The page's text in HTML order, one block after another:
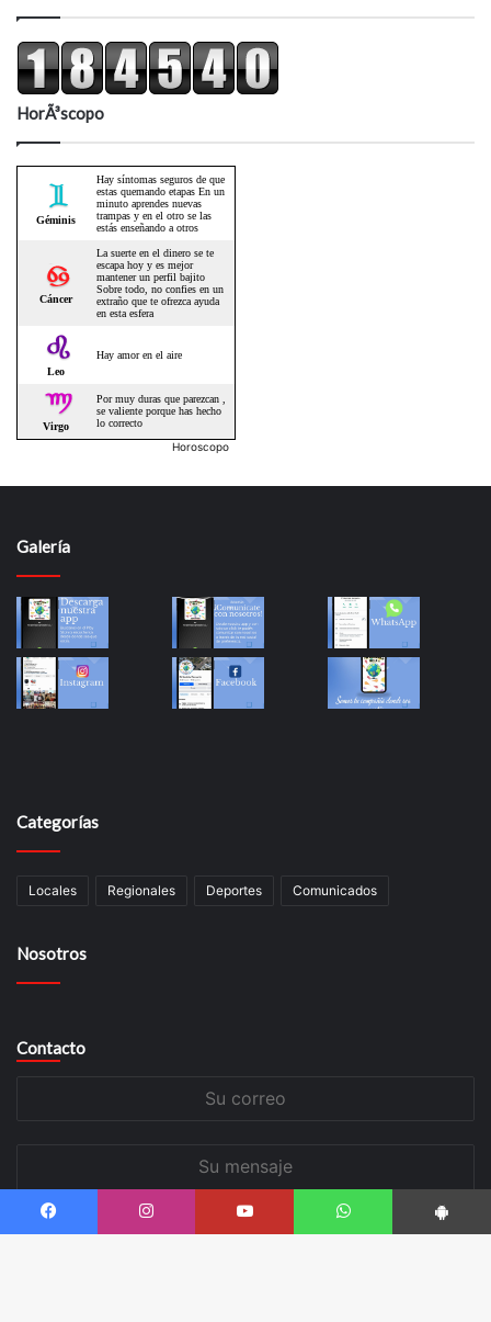
HorÃ³scopo
Horoscopo
Galería
Categorías
Locales Regionales Deportes Comunicados
Nosotros
Contacto
Facebook Instagram Youtube WhatsApp App Android